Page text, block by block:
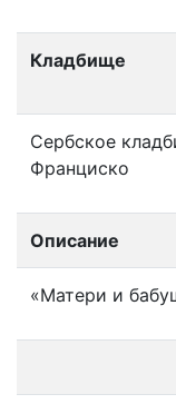
Кладбище
Сербское
Франциско
Описание
«Матери и